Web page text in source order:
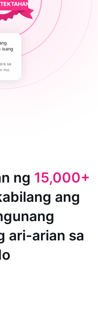
isang
sa
mo
ng 15,000+
ang
ari-arian sa